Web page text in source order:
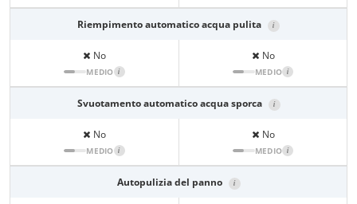
Riempimento automatico acqua pulita i
No
MEDIO i
No
MEDIO i
Svuotamento automatico acqua sporca i
No
MEDIO i
No
MEDIO i
Autopulizia del panno i